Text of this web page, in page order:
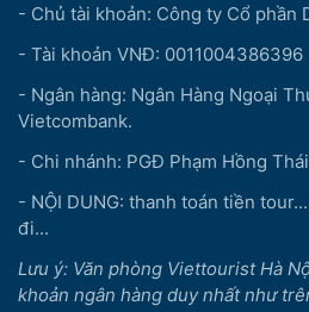
- Chủ tài khoản: Công ty Cổ phần
- Tài khoản VNĐ: 0011004386396
- Ngân hàng: Ngân Hàng Ngoại
Vietcombank.
- Chi nhánh: PGĐ Phạm Hồng
- NỘI DUNG: thanh toán tiền
đi...
Lưu ý: Văn phòng Viettourist Hà
khoản ngân hàng duy nhất như